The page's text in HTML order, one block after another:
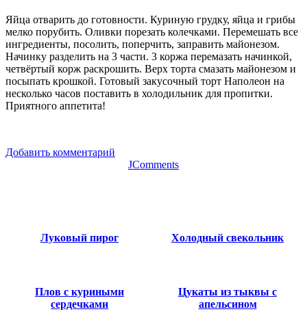
Яйца отварить до готовности. Куриную грудку, яйца и грибы
мелко порубить. Оливки порезать колечками. Перемешать все
ингредиенты, посолить, поперчить, заправить майонезом.
Начинку разделить на 3 части. 3 коржа перемазать начинкой,
четвёртый корж раскрошить. Верх торта смазать майонезом и
посыпать крошкой. Готовый закусочный торт Наполеон на
несколько часов поставить в холодильник для пропитки.
Приятного аппетита!
Добавить комментарий
JComments
Луковый пирог Холодный свекольник
Плов с куриными
сердечками
Цукаты из тыквы с
апельсином